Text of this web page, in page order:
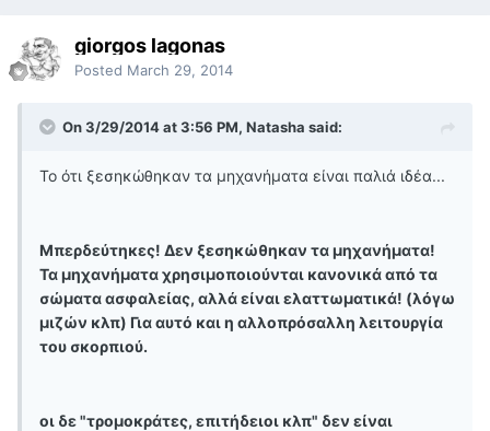
giorgos lagonas
Posted March 29, 2014
On 3/29/2014 at 3:56 PM, Natasha said:
Το ότι ξεσηκώθηκαν τα μηχανήματα είναι παλιά ιδέα...
Μπερδεύτηκες! Δεν ξεσηκώθηκαν τα μηχανήματα!
Τα μηχανήματα χρησιμοποιούνται κανονικά από τα
σώματα ασφαλείας, αλλά είναι ελαττωματικά! (λόγω
μιζών κλπ) Για αυτό και η αλλοπρόσαλλη λειτουργία
του σκορπιού.
οι δε "τρομοκράτες, επιτήδειοι κλπ" δεν είναι